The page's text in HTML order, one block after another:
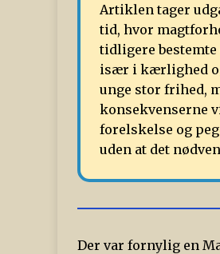
Artiklen tager
tid, hvor
tidligere bestemte
især i kærlighed
unge stor frihed,
konsekvenserne
forelskelse og
uden at det
Der var fornylig en